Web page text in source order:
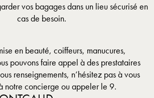
vos bagages dans un lieu sécurisé en
cas de besoin.
en beauté, coiffeurs, manucures,
pouvons faire appel à des prestataires
renseignements, n’hésitez pas à vous
notre concierge ou appeler le 9.